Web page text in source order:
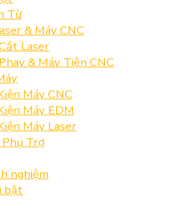
Từ
& Máy CNC
Laser
& Máy Tiện CNC
Máy CNC
Máy EDM
Máy Laser
Trợ
nghiệm
bật